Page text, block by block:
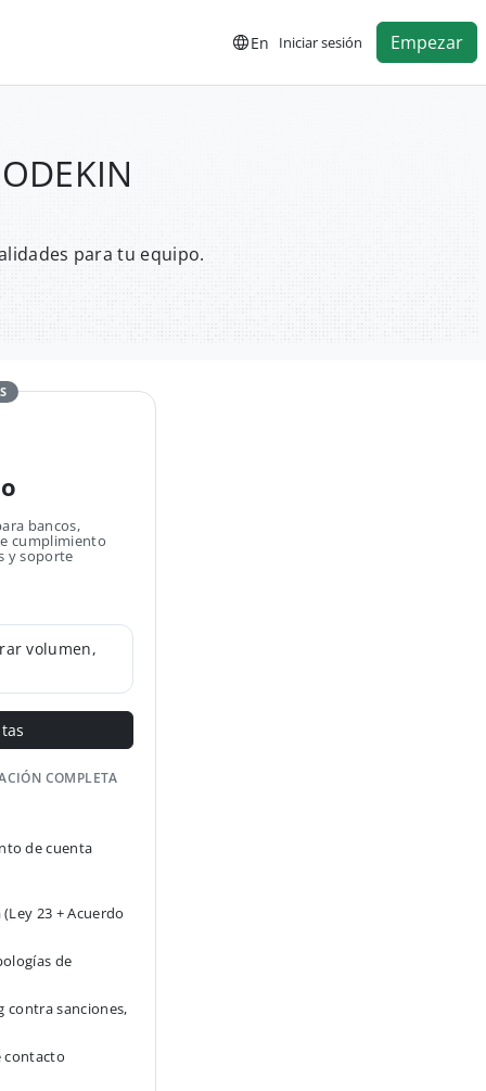
En Iniciar sesión Empezar
para tu equipo.
bancos,
cumplimiento
y soporte
volumen,
COMPLETA
de cuenta
23 + Acuerdo
de
contra sanciones,
contacto